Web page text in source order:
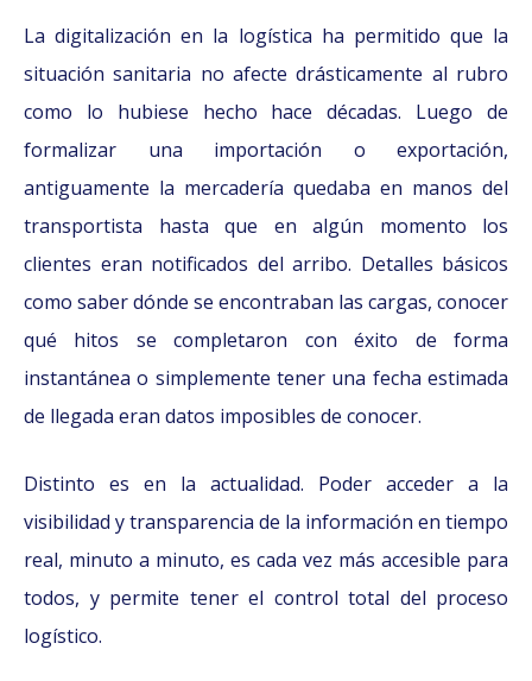
La digitalización en la logística ha permitido que la
situación sanitaria no afecte drásticamente al rubro
como lo hubiese hecho hace décadas. Luego de
formalizar una importación o exportación,
antiguamente la mercadería quedaba en manos del
transportista hasta que en algún momento los
clientes eran notificados del arribo. Detalles básicos
como saber dónde se encontraban las cargas, conocer
qué hitos se completaron con éxito de forma
instantánea o simplemente tener una fecha estimada
de llegada eran datos imposibles de conocer.
Distinto es en la actualidad. Poder acceder a la
visibilidad y transparencia de la información en tiempo
real, minuto a minuto, es cada vez más accesible para
todos, y permite tener el control total del proceso
logístico.